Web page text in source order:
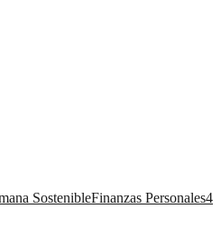
SostenibleFinanzas Personales4